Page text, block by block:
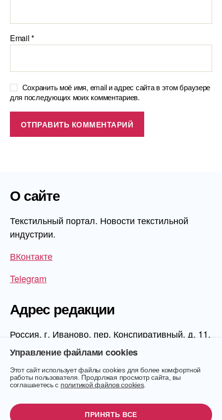
Email*
Сохранить моё имя, email и адрес сайта в этом браузере
для последующих моих комментариев.
О сайте
Текстильный портал. Новости текстильной
индустрии.
ВКонтакте
Telegram
Адрес редакции
Россия, г. Иваново, пер. Конспиративный, д. 11,
1 этаж, офис 1006
Управление файлами cookies
Этот сайт использует файлы cookies для более комфортной
работы пользователя. Продолжая просмотр сайта, вы
соглашаетесь с политикой файлов cookies.
ПРИНЯТЬ ВСЕ
© 2026Текстиль.Онлайн